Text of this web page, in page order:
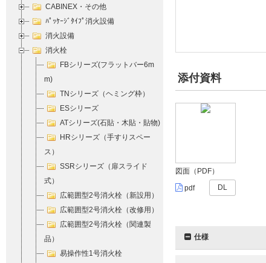
CABINEX・その他
ﾊﾟｯｹｰｼﾞﾀｲﾌﾟ消火設備
消火設備
消火栓
FBシリーズ(フラットバー6m
m)
TNシリーズ（ヘミング枠）
ESシリーズ
ATシリーズ(石貼・木貼・貼物)
HRシリーズ（手すりスペー
ス）
SSRシリーズ（扉スライド
式）
広範囲型2号消火栓（新設用）
広範囲型2号消火栓（改修用）
広範囲型2号消火栓（関連製
品）
易操作性1号消火栓
添付資料
図面（PDF）
pdf
DL
仕様